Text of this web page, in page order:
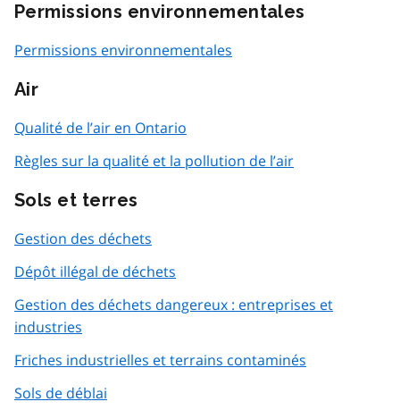
Permissions environnementales
Permissions environnementales
Air
Qualité de l’air en Ontario
Règles sur la qualité et la pollution de l’air
Sols et terres
Gestion des déchets
Dépôt illégal de déchets
Gestion des déchets dangereux : entreprises et
industries
Friches industrielles et terrains contaminés
Sols de déblai